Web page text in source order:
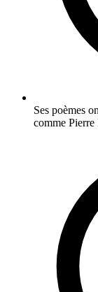
Ses poèmes
comme